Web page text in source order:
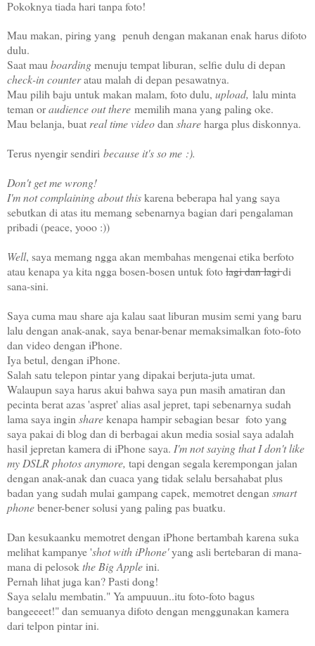
Pokoknya tiada hari tanpa foto!
Mau makan, piring yang penuh dengan makanan enak harus difoto
dulu.
Saat mau boardingmenuju tempat liburan, selfie dulu di depan
check-in counteratau malah di depan pesawatnya.
Mau pilih baju untuk makan malam, foto dulu, upload, lalu minta
teman oraudience out there memilih mana yang paling oke.
Mau belanja, buat real time videodan shareharga plus diskonnya.
Terus nyengir sendiri because it's so me :).
Don't get me wrong!
I'm not complaining about thiskarena beberapa hal yang saya
sebutkan di atas itu memang sebenarnya bagian dari pengalaman
pribadi (peace, yooo :))
Well, saya memang ngga akan membahas mengenai etika berfoto
atau kenapa ya kita ngga bosen-bosen untuk fotolagi dan lagidi
sana-sini.
Saya cuma mau share aja kalau saat liburan musim semi yang baru
lalu dengan anak-anak, saya benar-benar memaksimalkan foto-foto
dan video dengan iPhone.
Iya betul, dengan iPhone.
Salah satu telepon pintar yang dipakai berjuta-juta umat.
Walaupun saya harus akui bahwa saya pun masih amatiran dan
pecinta berat azas 'aspret' alias asal jepret, tapi sebenarnya sudah
lama saya ingin sharekenapa hampir sebagian besar foto yang
saya pakai di blog dan di berbagai akun media sosial saya adalah
hasil jepretan kamera di iPhone saya. I'm not saying that I don't like
my DSLR photos anymore, tapi dengan segala kerempongan jalan
dengan anak-anak dan cuaca yang tidak selalu bersahabat plus
badan yang sudah mulai gampang capek, memotret dengan smart
phonebener-bener solusi yang paling pas buatku.
Dan kesukaanku memotret dengan iPhone bertambah karena suka
melihat kampanye 'shot with iPhone'yang asli bertebaran di mana-
mana di pelosokthe Big Appleini.
Pernah lihat juga kan? Pasti dong!
Saya selalu membatin." Ya ampuuun..itu foto-foto bagus
bangeeeet!" dan semuanya difoto dengan menggunakan kamera
dari telpon pintar ini.